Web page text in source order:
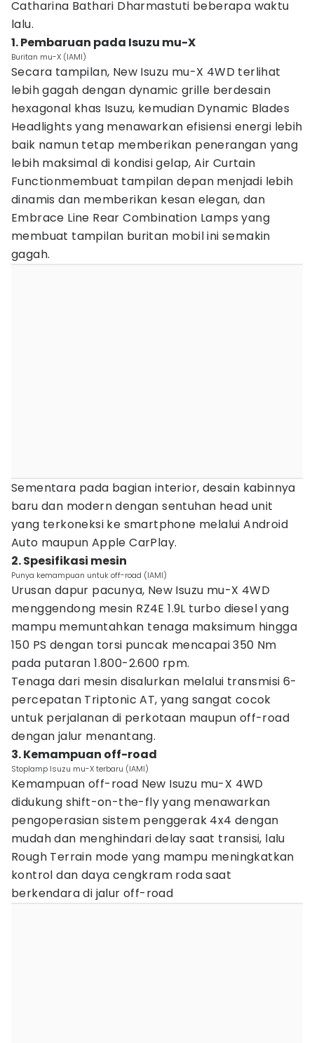
Catharina Bathari Dharmastuti beberapa waktu
lalu.
1. Pembaruan pada Isuzu mu-X
Buritan mu-X (IAMI)
Secara tampilan, New Isuzu mu-X 4WD terlihat
lebih gagah dengan dynamic grille berdesain
hexagonal khas Isuzu, kemudian Dynamic Blades
Headlights yang menawarkan efisiensi energi lebih
baik namun tetap memberikan penerangan yang
lebih maksimal di kondisi gelap, Air Curtain
Functionmembuat tampilan depan menjadi lebih
dinamis dan memberikan kesan elegan, dan
Embrace Line Rear Combination Lamps yang
membuat tampilan buritan mobil ini semakin
gagah.
Sementara pada bagian interior, desain kabinnya
baru dan modern dengan sentuhan head unit
yang terkoneksi ke smartphone melalui Android
Auto maupun Apple CarPlay.
2. Spesifikasi mesin
Punya kemampuan untuk off-road (IAMI)
Urusan dapur pacunya, New Isuzu mu-X 4WD
menggendong mesin RZ4E 1.9L turbo diesel yang
mampu memuntahkan tenaga maksimum hingga
150 PS dengan torsi puncak mencapai 350 Nm
pada putaran 1.800-2.600 rpm.
Tenaga dari mesin disalurkan melalui transmisi 6-
percepatan Triptonic AT, yang sangat cocok
untuk perjalanan di perkotaan maupun off-road
dengan jalur menantang.
3. Kemampuan off-road
Stoplamp Isuzu mu-X terbaru (IAMI)
Kemampuan off-road New Isuzu mu-X 4WD
didukung shift-on-the-fly yang menawarkan
pengoperasian sistem penggerak 4x4 dengan
mudah dan menghindari delay saat transisi, lalu
Rough Terrain mode yang mampu meningkatkan
kontrol dan daya cengkram roda saat
berkendara di jalur off-road